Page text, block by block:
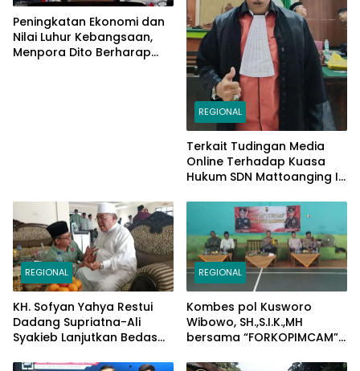
Peningkatan Ekonomi dan
Nilai Luhur Kebangsaan,
Menpora Dito Berharap
REGIONAL
Terkait Tudingan Media
Online Terhadap Kuasa
Hukum SDN Mattoanging II
Mariso, Ini Penjelasannya
REGIONAL
KH. Sofyan Yahya Restui
Dadang Supriatna-Ali
Syakieb Lanjutkan Bedas
REGIONAL
Kombes pol Kusworo
Wibowo, SH.,S.I.K.,MH
bersama “FORKOPIMCAM”